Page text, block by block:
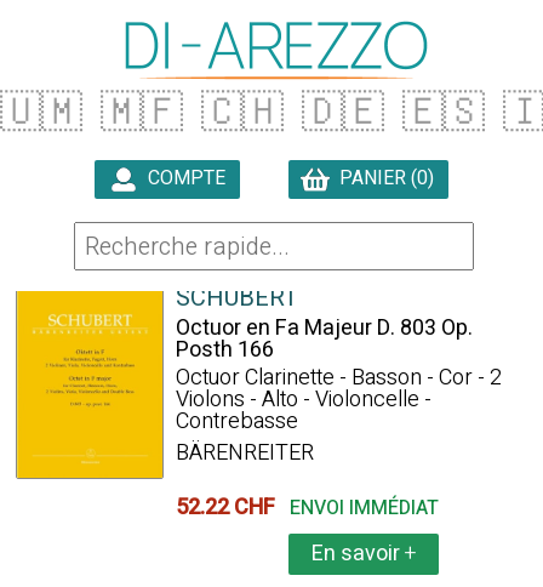
🇺🇲 🇲🇫 🇨🇭 🇩🇪 🇪🇸
COMPTE PANIER (0)
103 ARTICLES TROUVÉS
SCHUBERT
Octuor en Fa Majeur D. 803 Op.
Posth 166
Octuor Clarinette - Basson - Cor - 2
Violons - Alto - Violoncelle -
Contrebasse
BÄRENREITER
52.22 CHF ENVOI IMMÉDIAT
En savoir+